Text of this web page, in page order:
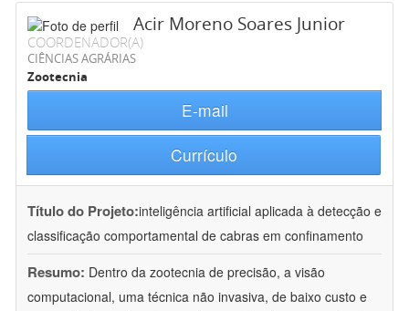
Acir Moreno Soares Junior
COORDENADOR(A)
CIÊNCIAS AGRÁRIAS
Zootecnia
E-mail
Currículo
Título do Projeto:inteligência artificial aplicada à detecção e
classificação comportamental de cabras em confinamento
Resumo: Dentro da zootecnia de precisão, a visão
computacional, uma técnica não invasiva, de baixo custo e